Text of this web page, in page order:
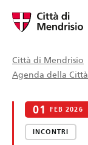
Città di Mendrisio
Agenda della Città
01 FEB 2026
INCONTRI